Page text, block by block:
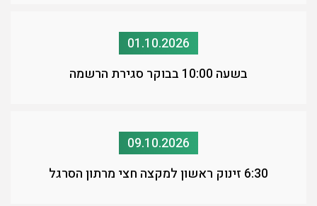
01.10.2026
בשעה 10:00 בבוקר סגירת הרשמה
09.10.2026
6:30 זינוק ראשון למקצה חצי מרתון הסרגל